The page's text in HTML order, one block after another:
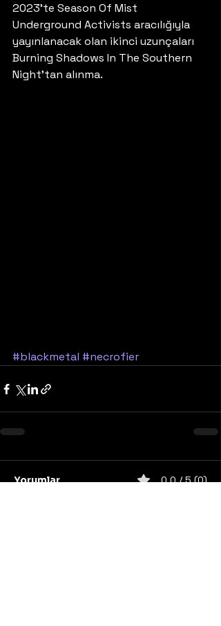
2023’te Season Of Mist
Underground Activists aracılığıyla
yayınlanacak olan ikinci uzunçaları
Burning Shadows In The Southern
Night’tan alınma.
#blackmetal #necrofier
Yorumlar 0.0 / 5 (0)